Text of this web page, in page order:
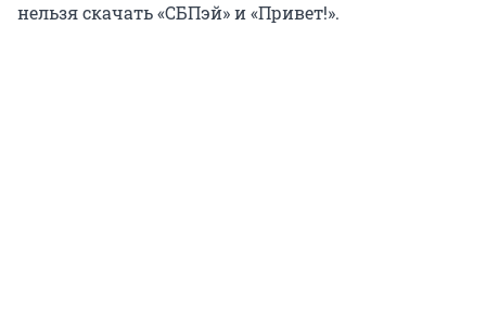
нельзя скачать «СБПэй» и «Привет!».